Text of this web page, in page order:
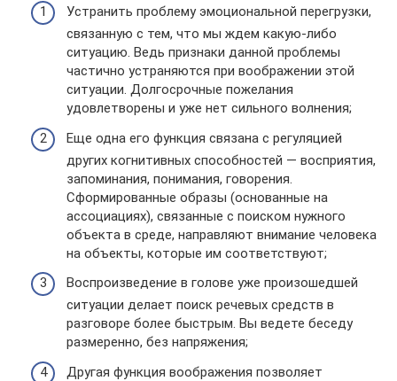
Устранить проблему эмоциональной перегрузки,
связанную с тем, что мы ждем какую-либо
ситуацию. Ведь признаки данной проблемы
частично устраняются при воображении этой
ситуации. Долгосрочные пожелания
удовлетворены и уже нет сильного волнения;
Еще одна его функция связана с регуляцией
других когнитивных способностей — восприятия,
запоминания, понимания, говорения.
Сформированные образы (основанные на
ассоциациях), связанные с поиском нужного
объекта в среде, направляют внимание человека
на объекты, которые им соответствуют;
Воспроизведение в голове уже произошедшей
ситуации делает поиск речевых средств в
разговоре более быстрым. Вы ведете беседу
размеренно, без напряжения;
Другая функция воображения позволяет